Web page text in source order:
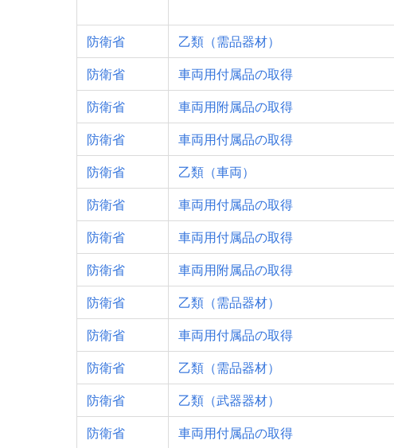
防衛省 乙類（需品器材）
防衛省 車両用付属品の取得
防衛省 車両用附属品の取得
防衛省 車両用付属品の取得
防衛省 乙類（車両）
防衛省 車両用付属品の取得
防衛省 車両用付属品の取得
防衛省 車両用附属品の取得
防衛省 乙類（需品器材）
防衛省 車両用付属品の取得
防衛省 乙類（需品器材）
防衛省 乙類（武器器材）
防衛省 車両用付属品の取得